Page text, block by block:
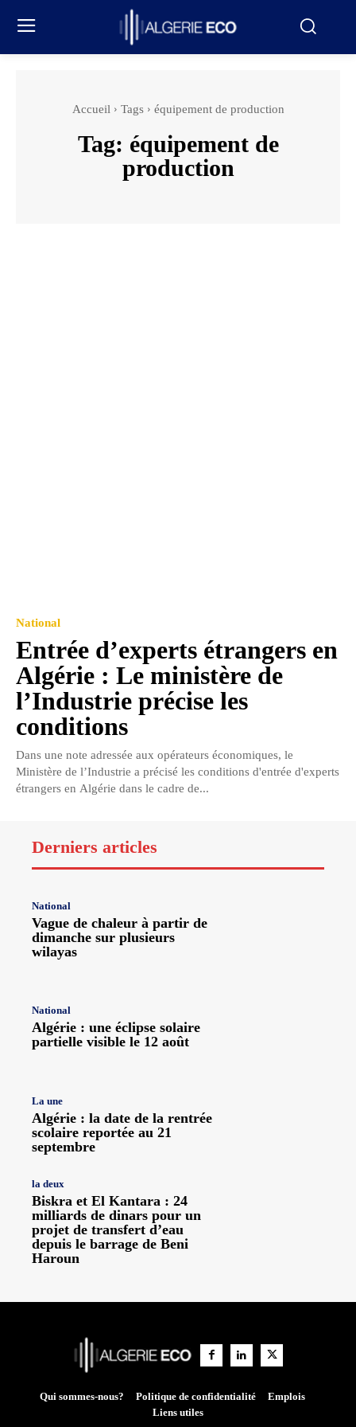
Accueil Tags équipement de production
Tag: équipement de
production
National
Entrée d’experts étrangers en
Algérie : Le ministère de
l’Industrie précise les
conditions
Dans une note adressée aux opérateurs économiques, le
Ministère de l’Industrie a précisé les conditions d'entrée d'experts
étrangers en Algérie dans le cadre de...
Derniers articles
National
Vague de chaleur à partir de
dimanche sur plusieurs
wilayas
National
Algérie : une éclipse solaire
partielle visible le 12 août
La une
Algérie : la date de la rentrée
scolaire reportée au 21
septembre
la deux
Biskra et El Kantara : 24
milliards de dinars pour un
projet de transfert d’eau
depuis le barrage de Beni
Haroun
Qui sommes-nous? Politique de confidentialité
Emplois
Liens utiles